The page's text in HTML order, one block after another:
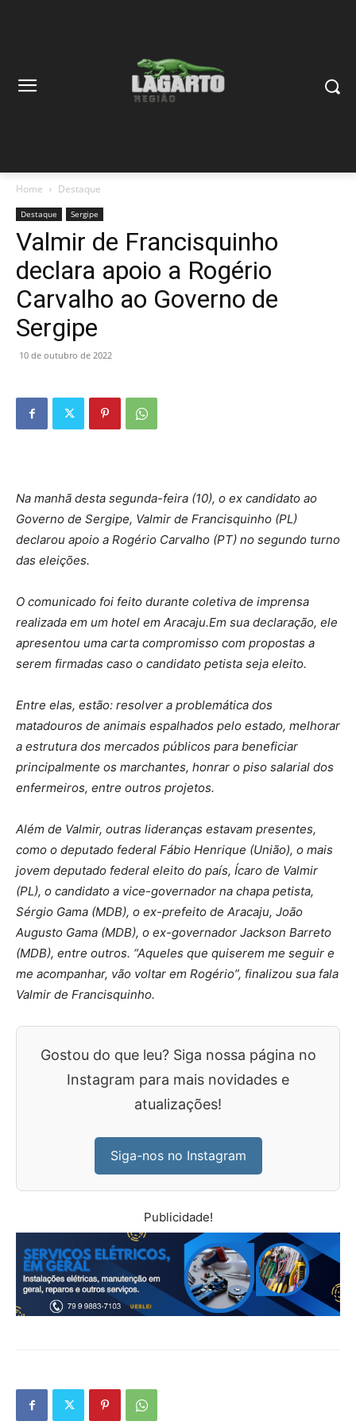
Home Destaque
Destaque Sergipe
Valmir de Francisquinho
declara apoio a Rogério
Carvalho ao Governo de
Sergipe
10 de outubro de 2022
Na manhã desta segunda-feira (10), o ex candidato ao
Governo de Sergipe, Valmir de Francisquinho (PL)
declarou apoio a Rogério Carvalho (PT) no segundo turno
das eleições.
O comunicado foi feito durante coletiva de imprensa
realizada em um hotel em Aracaju.Em sua declaração, ele
apresentou uma carta compromisso com propostas a
serem firmadas caso o candidato petista seja eleito.
Entre elas, estão: resolver a problemática dos
matadouros de animais espalhados pelo estado, melhorar
a estrutura dos mercados públicos para beneficiar
principalmente os marchantes, honrar o piso salarial dos
enfermeiros, entre outros projetos.
Além de Valmir, outras lideranças estavam presentes,
como o deputado federal Fábio Henrique (União), o mais
jovem deputado federal eleito do país, Ícaro de Valmir
(PL), o candidato a vice-governador na chapa petista,
Sérgio Gama (MDB), o ex-prefeito de Aracaju, João
Augusto Gama (MDB), o ex-governador Jackson Barreto
(MDB), entre outros. “Aqueles que quiserem me seguir e
me acompanhar, vão voltar em Rogério”, finalizou sua fala
Valmir de Francisquinho.
Gostou do que leu? Siga nossa página no
Instagram para mais novidades e
atualizações!
Siga-nos no Instagram
Publicidade!